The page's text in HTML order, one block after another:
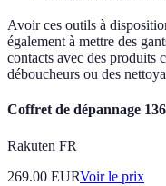
Avoir ces outils à
également à mettre des
contacts avec des produits
déboucheurs ou des
Coffret de dépannage
Rakuten FR
269.00 EURVoir le prix